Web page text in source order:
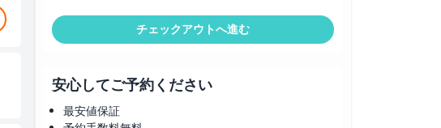
チェックアウトへ進む
安心してご予約ください
最安値保証